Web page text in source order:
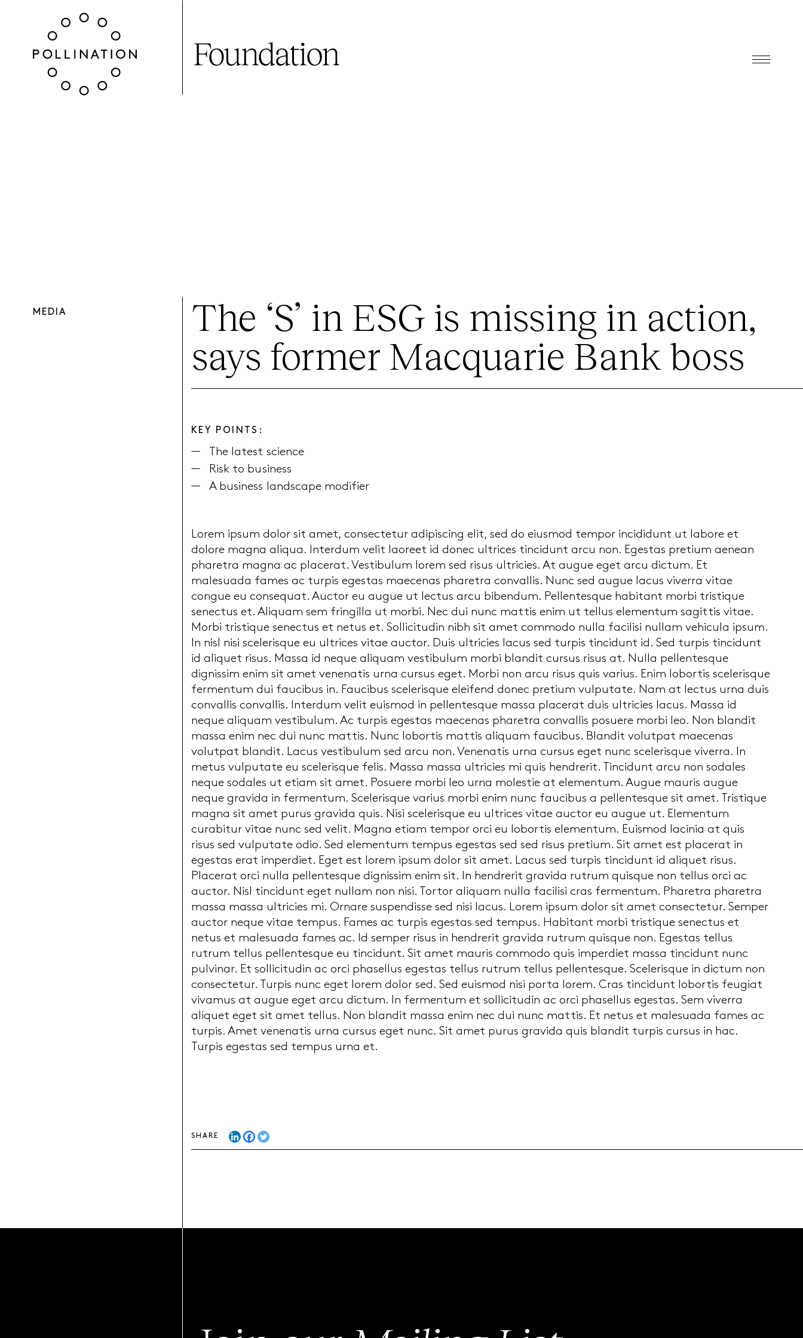
MEDIA
The ‘S’ in ESG is missing in action,
says former Macquarie Bank boss
KEY POINTS:
The latest science
Risk to business
A business landscape modifier
Lorem ipsum dolor sit amet, consectetur adipiscing elit, sed do eiusmod tempor incididunt ut labore et
dolore magna aliqua. Interdum velit laoreet id donec ultrices tincidunt arcu non. Egestas pretium aenean
pharetra magna ac placerat. Vestibulum lorem sed risus ultricies. At augue eget arcu dictum. Et
malesuada fames ac turpis egestas maecenas pharetra convallis. Nunc sed augue lacus viverra vitae
congue eu consequat. Auctor eu augue ut lectus arcu bibendum. Pellentesque habitant morbi tristique
senectus et. Aliquam sem fringilla ut morbi. Nec dui nunc mattis enim ut tellus elementum sagittis vitae.
Morbi tristique senectus et netus et. Sollicitudin nibh sit amet commodo nulla facilisi nullam vehicula ipsum.
In nisl nisi scelerisque eu ultrices vitae auctor. Duis ultricies lacus sed turpis tincidunt id. Sed turpis tincidunt
id aliquet risus. Massa id neque aliquam vestibulum morbi blandit cursus risus at. Nulla pellentesque
dignissim enim sit amet venenatis urna cursus eget. Morbi non arcu risus quis varius. Enim lobortis scelerisque
fermentum dui faucibus in. Faucibus scelerisque eleifend donec pretium vulputate. Nam at lectus urna duis
convallis convallis. Interdum velit euismod in pellentesque massa placerat duis ultricies lacus. Massa id
neque aliquam vestibulum. Ac turpis egestas maecenas pharetra convallis posuere morbi leo. Non blandit
massa enim nec dui nunc mattis. Nunc lobortis mattis aliquam faucibus. Blandit volutpat maecenas
volutpat blandit. Lacus vestibulum sed arcu non. Venenatis urna cursus eget nunc scelerisque viverra. In
metus vulputate eu scelerisque felis. Massa massa ultricies mi quis hendrerit. Tincidunt arcu non sodales
neque sodales ut etiam sit amet. Posuere morbi leo urna molestie at elementum. Augue mauris augue
neque gravida in fermentum. Scelerisque varius morbi enim nunc faucibus a pellentesque sit amet. Tristique
magna sit amet purus gravida quis. Nisi scelerisque eu ultrices vitae auctor eu augue ut. Elementum
curabitur vitae nunc sed velit. Magna etiam tempor orci eu lobortis elementum. Euismod lacinia at quis
risus sed vulputate odio. Sed elementum tempus egestas sed sed risus pretium. Sit amet est placerat in
egestas erat imperdiet. Eget est lorem ipsum dolor sit amet. Lacus sed turpis tincidunt id aliquet risus.
Placerat orci nulla pellentesque dignissim enim sit. In hendrerit gravida rutrum quisque non tellus orci ac
auctor. Nisl tincidunt eget nullam non nisi. Tortor aliquam nulla facilisi cras fermentum. Pharetra pharetra
massa massa ultricies mi. Ornare suspendisse sed nisi lacus. Lorem ipsum dolor sit amet consectetur. Semper
auctor neque vitae tempus. Fames ac turpis egestas sed tempus. Habitant morbi tristique senectus et
netus et malesuada fames ac. Id semper risus in hendrerit gravida rutrum quisque non. Egestas tellus
rutrum tellus pellentesque eu tincidunt. Sit amet mauris commodo quis imperdiet massa tincidunt nunc
pulvinar. Et sollicitudin ac orci phasellus egestas tellus rutrum tellus pellentesque. Scelerisque in dictum non
consectetur. Turpis nunc eget lorem dolor sed. Sed euismod nisi porta lorem. Cras tincidunt lobortis feugiat
vivamus at augue eget arcu dictum. In fermentum et sollicitudin ac orci phasellus egestas. Sem viverra
aliquet eget sit amet tellus. Non blandit massa enim nec dui nunc mattis. Et netus et malesuada fames ac
turpis. Amet venenatis urna cursus eget nunc. Sit amet purus gravida quis blandit turpis cursus in hac.
Turpis egestas sed tempus urna et.
SHARE